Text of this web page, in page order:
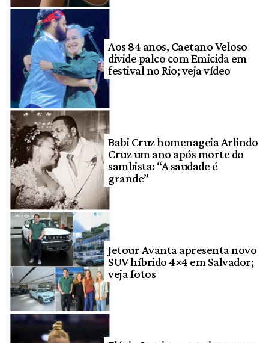
Aos 84 anos, Caetano Veloso
divide palco com Emicida em
festival no Rio; veja vídeo
Babi Cruz homenageia Arlindo
Cruz um ano após morte do
sambista: “A saudade é
grande”
Jetour Avanta apresenta novo
SUV híbrido 4×4 em Salvador;
veja fotos